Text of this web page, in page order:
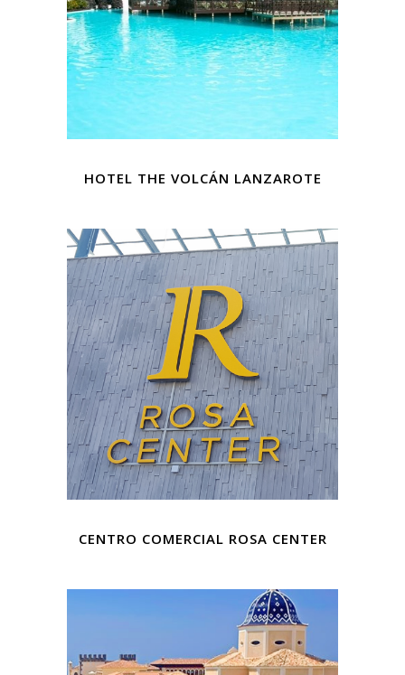
HOTEL THE VOLCÁN LANZAROTE
CENTRO COMERCIAL ROSA CENTER